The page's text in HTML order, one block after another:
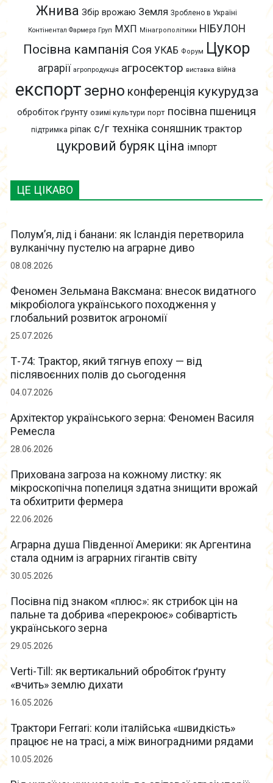
ЦЕ ЦІКАВО
Полум’я, лід і банани: як Ісландія перетворила
вулканічну пустелю на аграрне диво
08.08.2026
Феномен Зельмана Ваксмана: внесок видатного
мікробіолога українського походження у
глобальний розвиток агрономії
25.07.2026
Т-74: Трактор, який тягнув епоху — від
післявоєнних полів до сьогодення
04.07.2026
Архітектор українського зерна: Феномен Василя
Ремесла
28.06.2026
Прихована загроза на кожному листку: як
мікроскопічна попелиця здатна знищити врожай
та обхитрити фермера
22.06.2026
Аграрна душа Південної Америки: як Аргентина
стала одним із аграрних гігантів світу
30.05.2026
Посівна під знаком «плюс»: як стрибок цін на
пальне та добрива «перекроює» собівартість
українського зерна
29.05.2026
Verti-Till: як вертикальний обробіток ґрунту
«вчить» землю дихати
16.05.2026
Трактори Ferrari: коли італійська «швидкість»
працює не на трасі, а між виноградними рядами
10.05.2026
Жнива Збір врожаю Земля Зроблено в Україні
Контінентал Фармерз Груп МХП Мінагрополітики НІБУЛОН
Посівна кампанія Соя УКАБ Форум Цукор
аграрії агропродукція агросектор виставка війна
експорт зерно конференція кукурудза
обробіток ґрунту озимі культури порт посівна пшениця
підтримка ріпак с/г техніка соняшник трактор
цукровий буряк ціна імпорт